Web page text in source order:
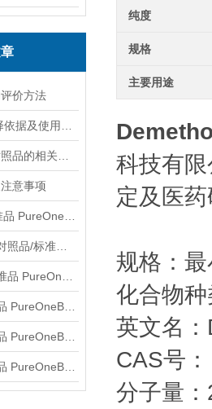
价方法
意事项
纯度
规格
主要用途
科技有
定及医
规格：
化合物
英文名
CAS号
分子量